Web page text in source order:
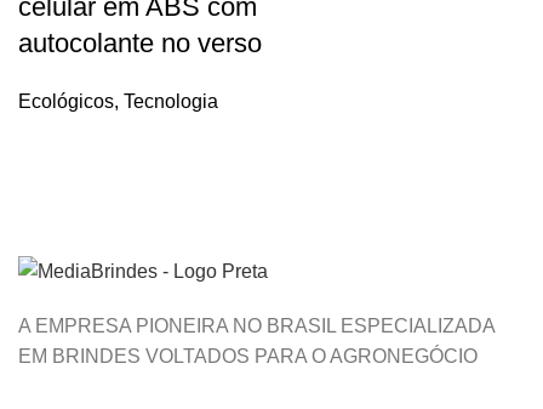
celular em ABS com
autocolante no verso
Ecológicos, Tecnologia
A EMPRESA PIONEIRA NO BRASIL ESPECIALIZADA
EM BRINDES VOLTADOS PARA O AGRONEGÓCIO